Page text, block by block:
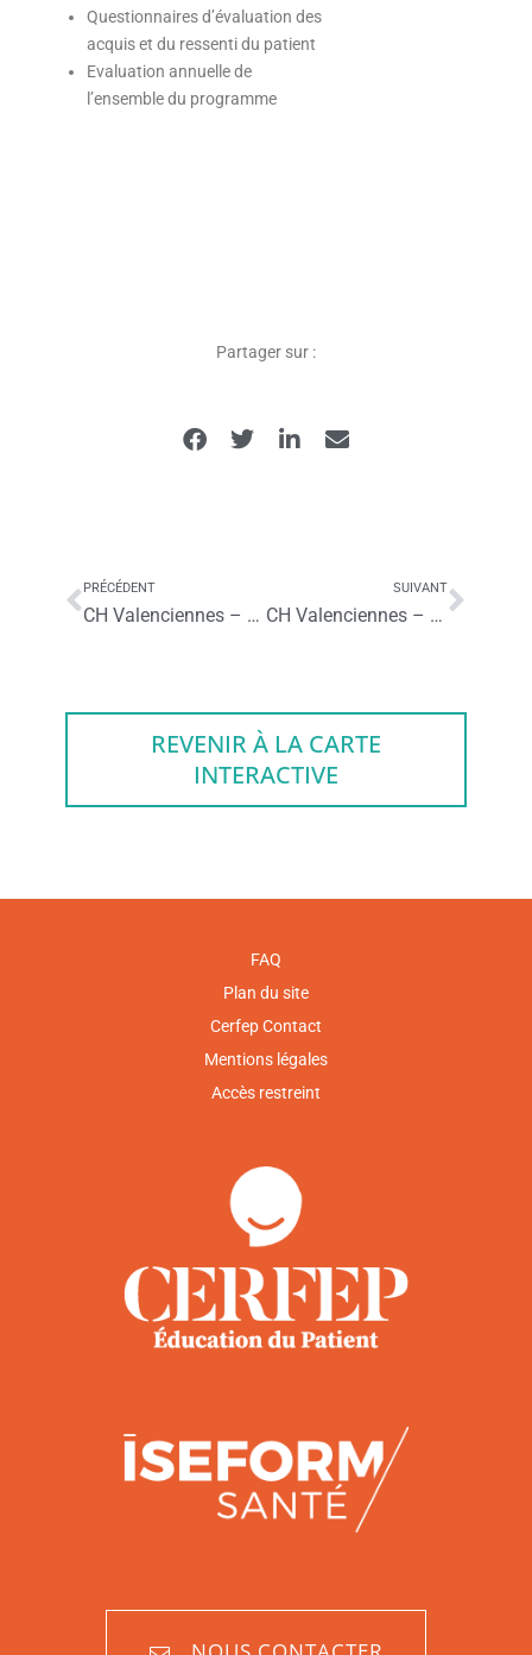
Questionnaires d’évaluation des
acquis et du ressenti du patient
Evaluation annuelle de
l’ensemble du programme
Partager sur :
PRÉCÉDENT
CH Valenciennes – Education thérapeutique du patient porteur du VIH
SUIVANT
CH Valenciennes – Santé à coeur
REVENIR À LA CARTE
INTERACTIVE
FAQ
Plan du site
Cerfep Contact
Mentions légales
Accès restreint